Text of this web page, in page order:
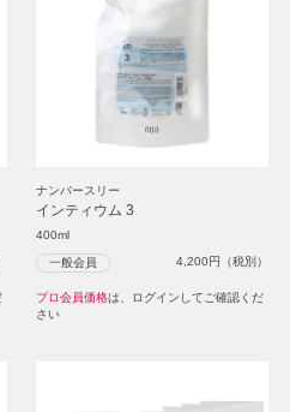
ナンバースリー
インティウム 3
400ml
一般会員 4,200円（税別）
プロ会員価格は、ログインしてご確認くだ
さい